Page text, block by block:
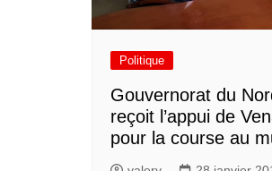
Politique
Gouvernorat du
reçoit l’appui de
pour la course au